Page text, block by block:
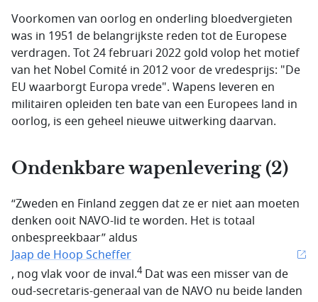
Voorkomen van oorlog en onderling bloedvergieten
was in 1951 de belangrijkste reden tot de Europese
verdragen. Tot 24 februari 2022 gold volop het motief
van het Nobel Comité in 2012 voor de vredesprijs: "De
EU waarborgt Europa vrede". Wapens leveren en
militairen opleiden ten bate van een Europees land in
oorlog, is een geheel nieuwe uitwerking daarvan.
Ondenkbare wapenlevering (2)
“Zweden en Finland zeggen dat ze er niet aan moeten
denken ooit NAVO-lid te worden. Het is totaal
onbespreekbaar” aldus
Jaap de Hoop Scheffer
, nog vlak voor de inval.4Dat was een misser van de
oud-secretaris-generaal van de NAVO nu beide landen